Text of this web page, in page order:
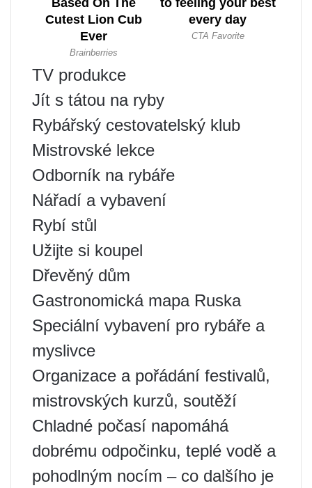
TV produkce
Jít s tátou na ryby
Rybářský cestovatelský klub
Mistrovské lekce
Odborník na rybáře
Nářadí a vybavení
Rybí stůl
Užijte si koupel
Dřevěný dům
Gastronomická mapa Ruska
Speciální vybavení pro rybáře a
myslivce
Organizace a pořádání festivalů,
mistrovských kurzů, soutěží
Chladné počasí napomáhá
dobrému odpočinku, teplé vodě a
pohodlným nocím – co dalšího je